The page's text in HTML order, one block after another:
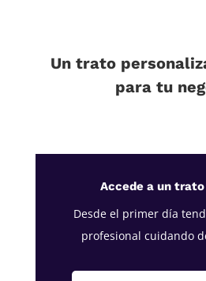
Un trato
para tu
Accede a un trato
Desde el primer día
profesional cuidando